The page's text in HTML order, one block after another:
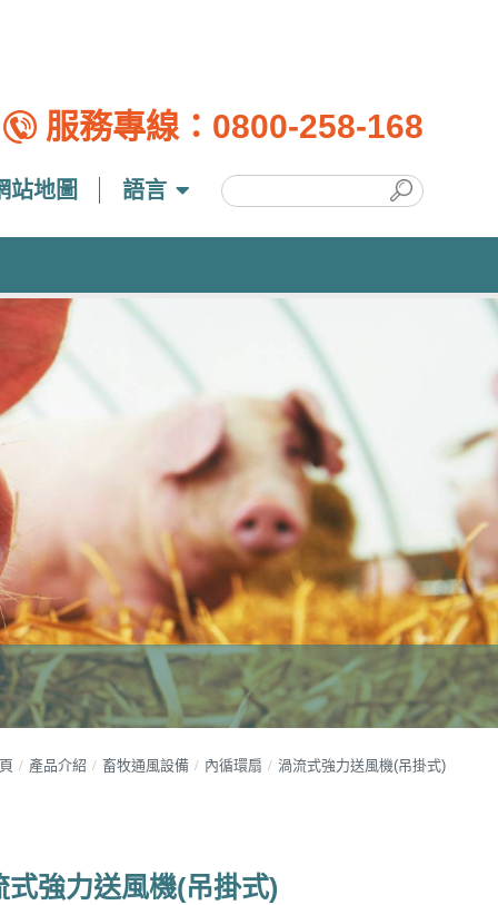
服務專線： 0800-258-168
站地圖 語言
產品介紹 畜牧通風設備 內循環扇 渦流式強力送風機(吊掛式)
式強力送風機(吊掛式)